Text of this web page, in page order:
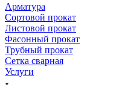
Арматура
Сортовой прокат
Листовой прокат
Фасонный прокат
Трубный прокат
Сетка сварная
Услуги